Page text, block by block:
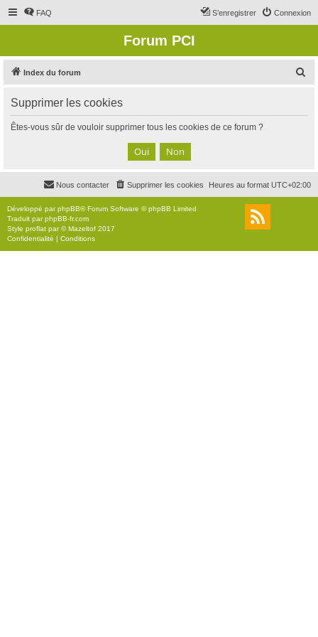
FAQ Connexion
S’enregistrer
Forum PCI
Index du forum
c
Supprimer les cookies
Êtes-vous sûr de vouloir supprimer tous les cookies de ce forum ?
Heures au format UTC+02:00
Supprimer les cookies
Nous contacter
Développé parphpBB® Forum Software © phpBB Limited
Traduit parphpBB-fr.com
Style proflat par ©Mazeltof 2017
Confidentialité | Conditions